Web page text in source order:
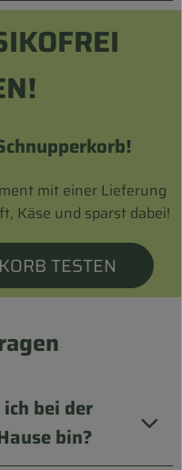
mit einer Lieferung
Käse und sparst dabei!
TESTEN
bei der
bin?